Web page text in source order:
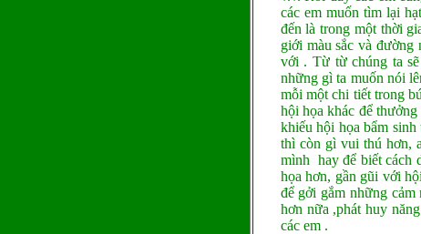
các em muốn tìm lại
đến là trong một thời
giới màu sắc và đường
với . Từ từ chúng ta
những gì ta muốn nói
mỗi một chi tiết trong
hội họa khác để
khiếu hội họa bẩm
thì còn gì vui thú hơn,
mình hay để biết cách
họa hơn, gần gũi với
để gởi gắm những
hơn nữa ,phát huy
các em .